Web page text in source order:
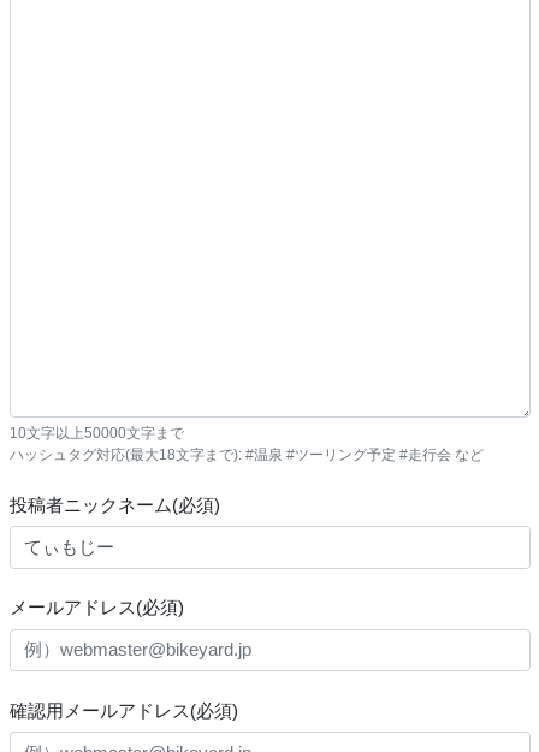
10文字以上50000文字まで
ハッシュタグ対応(最大18文字まで): #温泉 #ツーリング予定 #走行会 など
投稿者ニックネーム(必須)
メールアドレス(必須)
確認用メールアドレス(必須)